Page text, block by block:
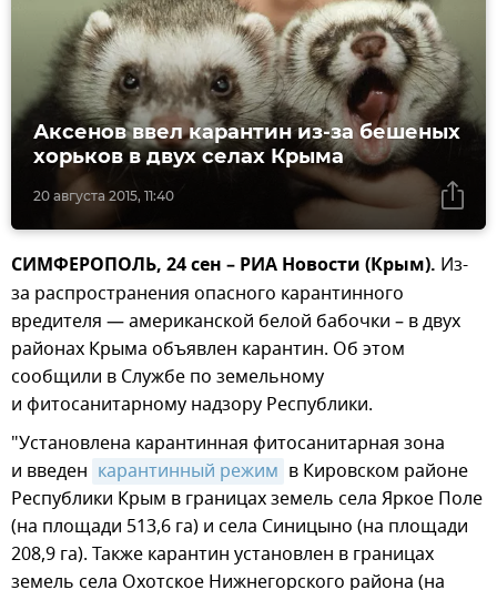
20 августа 2015, 11:40
Аксенов ввел карантин из-за бешеных
хорьков в двух селах Крыма
СИМФЕРОПОЛЬ, 24 сен – РИА Новости (Крым). Из-
за распространения опасного карантинного
вредителя — американской белой бабочки – в двух
районах Крыма объявлен карантин. Об этом
сообщили в Службе по земельному
и фитосанитарному надзору Республики.
"Установлена карантинная фитосанитарная зона
и введен карантинный режим в Кировском районе
Республики Крым в границах земель села Яркое Поле
(на площади 513,6 га) и села Синицыно (на площади
208,9 га). Также карантин установлен в границах
земель села Охотское Нижнегорского района (на